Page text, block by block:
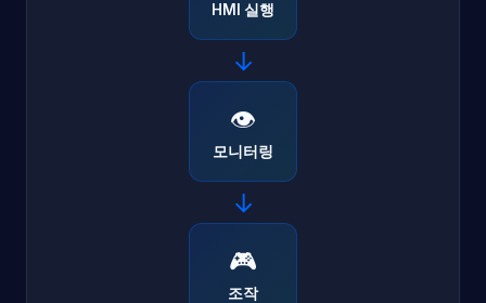
HMI 실행
→
👁️
모니터링
→
🎮
조작